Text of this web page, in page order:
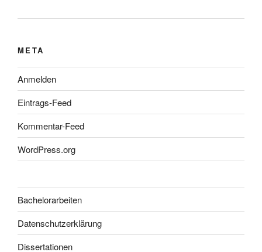
META
Anmelden
Eintrags-Feed
Kommentar-Feed
WordPress.org
Bachelorarbeiten
Datenschutzerklärung
Dissertationen